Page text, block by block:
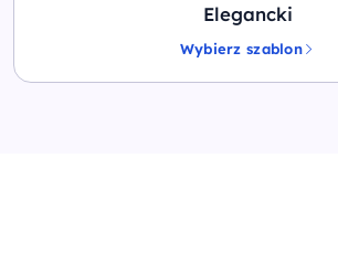
Elegancki
Wybierz szablon